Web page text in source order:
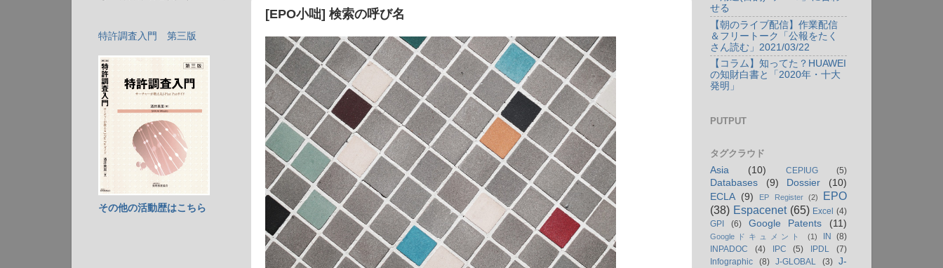
[EPO小咄] 検索の呼び名
特許調査入門 第三版
その他の活動歴はこちら
せる
【朝のライブ配信】作業配信
＆フリートーク「公報をたく
さん読む」2021/03/22
【コラム】知ってた？HUAWEI
の知財白書と「2020年・十大
発明」
PUTPUT
タグクラウド
Asia
(10) CEPIUG (5)
Databases (9) Dossier
(10)
ECLA (9) EP Register (2)
EPO
(38) Espacenet (65) Excel (4)
GPI
(6) Google Patents (11)
Googleドキュメント (1) IN
(8)
INPADOC
(4) IPC (5) IPDL
(7)
Infographic
(8) J-GLOBAL (3)
J-